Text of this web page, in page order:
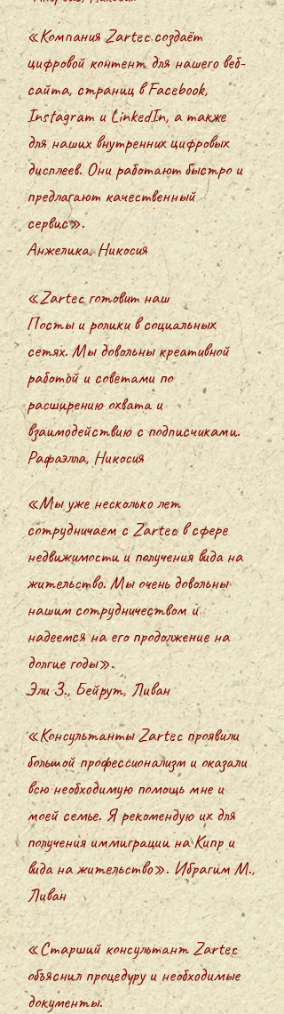
«Компания Zartec создаёт
цифровой контент для нашего веб-
сайта, страниц в Facebook,
Instagram и LinkedIn, а также
для наших внутренних цифровых
дисплеев. Они работают быстро и
предлагают качественный
сервис».
Анжелика, Никосия
«Zartec готовит наш
Посты и ролики в социальных
сетях. Мы довольны креативной
работой и советами по
расширению охвата и
взаимодействию с подписчиками.
Рафаэлла, Никосия
«Мы уже несколько лет
сотрудничаем с Zartec в сфере
недвижимости и получения вида на
жительство. Мы очень довольны
нашим сотрудничеством и
надеемся на его продолжение на
долгие годы».
Эли З., Бейрут, Ливан
«Консультанты Zartec проявили
большой профессионализм и оказали
всю необходимую помощь мне и
моей семье. Я рекомендую их для
получения иммиграции на Кипр и
вида на жительство». Ибрагим М.,
Ливан
«Старший консультант Zartec
объяснил процедуру и необходимые
документы.